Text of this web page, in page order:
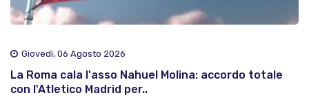
Giovedì, 06 Agosto 2026
La Roma cala l'asso Nahuel Molina: accordo totale
con l'Atletico Madrid per..